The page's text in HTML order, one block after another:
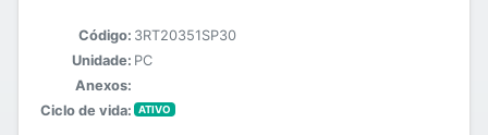
Código: 3RT20351SP30
Unidade: PC
Anexos:
Ciclo de vida:
ATIVO